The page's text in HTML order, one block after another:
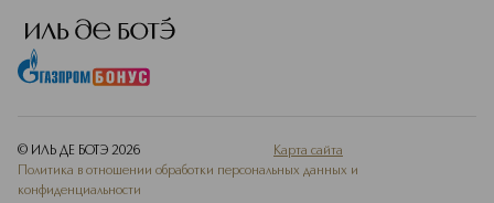
© ИЛЬ ДЕ БОТЭ 2026
Карта сайта
Политика в отношении обработки персональных данных и
конфиденциальности